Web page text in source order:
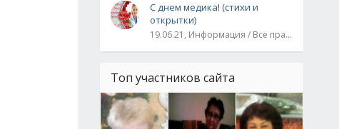
С днем медика! (стихи и
открытки)
19.06.21, Информация / Все праздники
Топ участников сайта